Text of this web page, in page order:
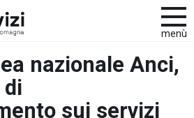
menù
nazionale Anci,
sui servizi